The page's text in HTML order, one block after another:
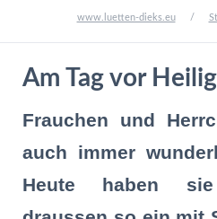
www.luetten-dieks.eu
Am Tag vor
Frauchen und
auch immer
Heute haben